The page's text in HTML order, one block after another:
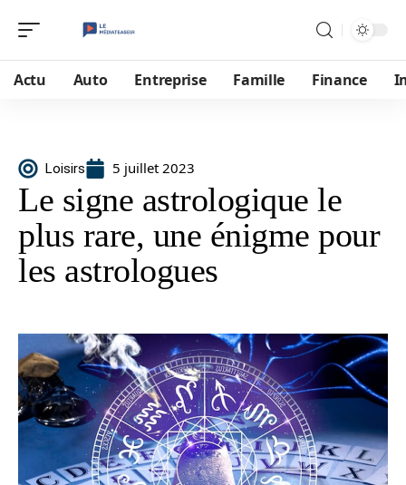
Actu Auto Entreprise Famille Finance
Loisirs 5 juillet 2023
Le signe astrologique le
plus rare, une énigme pour
les astrologues